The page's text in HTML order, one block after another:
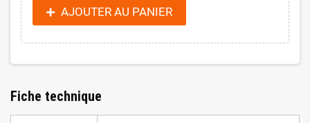
AJOUTER AU PANIER
Fiche technique